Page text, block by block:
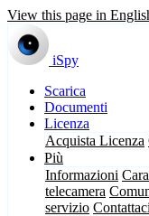
View this page in
iSpy
Scarica
Documenti
Licenza
Acquista Licenza
Più
Informazioni
telecamera
servizio Contattaci